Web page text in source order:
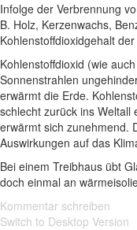
Infolge der Verbrennung
B. Holz, Kerzenwachs,
Kohlenstoffdioxidgehalt
Kohlenstoffdioxid (wie
Sonnenstrahlen
erwärmt die Erde.
schlecht zurück ins Weltall
erwärmt sich zunehmend.
Auswirkungen auf das
Bei einem Treibhaus übt
doch einmal an
Kommentar schreiben
Switch to Desktop Version